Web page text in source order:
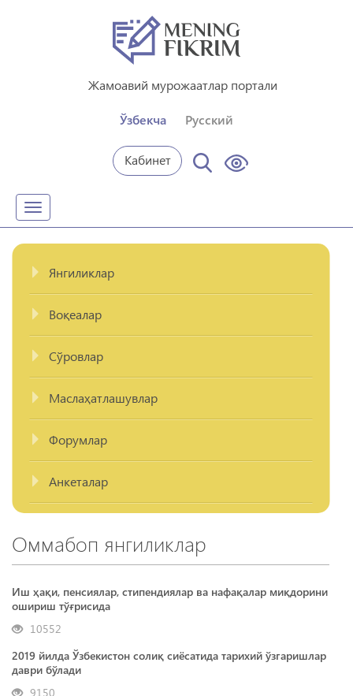
Жамоавий мурожаатлар портали
Ўзбекча Русский
Кабинет
Toggle
navigation
Янгиликлар
Воқеалар
Сўровлар
Маслаҳатлашувлар
Форумлар
Анкеталар
Оммабоп янгиликлар
Иш ҳақи, пенсиялар, стипендиялар ва нафақалар миқдорини
ошириш тўғрисида
10552
2019 йилда Ўзбекистон солиқ сиёсатида тарихий ўзгаришлар
даври бўлади
9150